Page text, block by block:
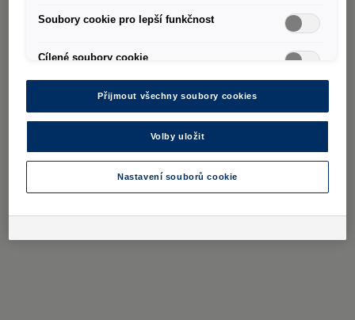
Soubory cookie pro lepší funkčnost
Cílené soubory cookie
Přijmout všechny soubory cookies
Volby uložit
Nastavení souborů cookie